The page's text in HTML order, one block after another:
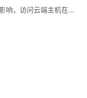
下一篇：使用VPN会对本地网络造成哪些影响，访问云端主机在路由上会有哪些变化？